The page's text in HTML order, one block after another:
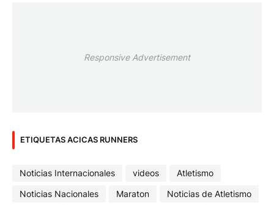
Responsive Advertisement
ETIQUETAS ACICAS RUNNERS
Noticias Internacionales videos
Atletismo
Noticias Nacionales
Maraton
Noticias de Atletismo